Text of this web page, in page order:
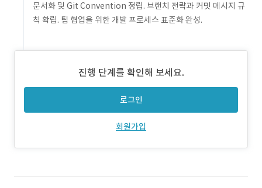
문서화 및 Git Convention 정립. 브랜치 전략과 커밋 메시지 규
칙 확립. 팀 협업을 위한 개발 프로세스 표준화 완성.
진행 단계를 확인해 보세요.
로그인
회원가입